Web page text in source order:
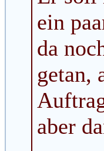
ein
da
getan,
aber